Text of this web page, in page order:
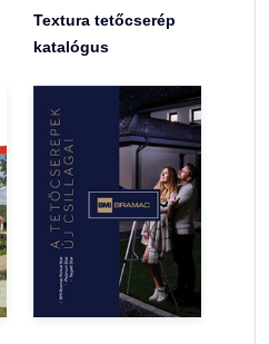
Textura tetőcserép
katalógus